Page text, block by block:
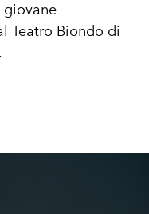
Teatro Biondo di